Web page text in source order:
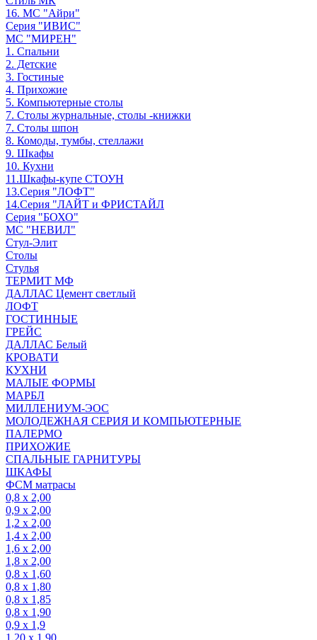
16. МС "Айри"
Серия "ИВИС"
МС "МИРЕН"
1. Спальни
2. Детские
3. Гостиные
4. Прихожие
5. Компьютерные столы
7. Столы журнальные, столы -книжки
7. Столы шпон
8. Комоды, тумбы, стеллажи
9. Шкафы
10. Кухни
11.Шкафы-купе СТОУН
13.Серия "ЛОФТ"
14.Серия "ЛАЙТ и ФРИСТАЙЛ
Серия "БОХО"
МС "НЕВИЛ"
Стул-Элит
Столы
Стулья
ТЕРМИТ МФ
ДАЛЛАС Цемент светлый
ЛОФТ
ГОСТИННЫЕ
ГРЕЙС
ДАЛЛАС Белый
КРОВАТИ
КУХНИ
МАЛЫЕ ФОРМЫ
МАРБЛ
МИЛЛЕНИУМ-ЭОС
МОЛОДЕЖНАЯ СЕРИЯ И КОМПЬЮТЕРНЫЕ
ПАЛЕРМО
ПРИХОЖИЕ
СПАЛЬНЫЕ ГАРНИТУРЫ
ШКАФЫ
ФСМ матрасы
0,8 х 2,00
0,9 х 2,00
1,2 х 2,00
1,4 х 2,00
1,6 х 2,00
1,8 х 2,00
0,8 х 1,60
0,8 х 1,80
0,8 х 1,85
0,8 х 1,90
0,9 х 1,9
1,20 х 1,90